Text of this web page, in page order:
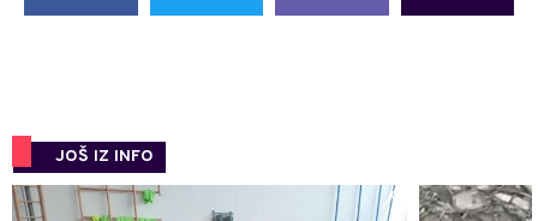
JOŠ IZ INFO
0